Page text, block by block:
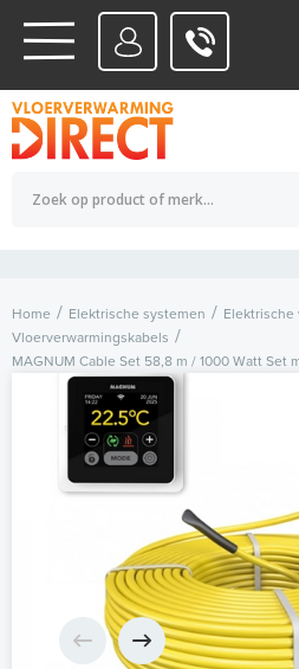
WATERSYSTEMEN
ELEKTRISCHE SYSTEMENTotaalbedrag (incl.
Home Elektrische systemen
Elektrische
Vloerverwarmingskabels
MAGNUM Cable Set 58,8 m / 1000 Watt Set